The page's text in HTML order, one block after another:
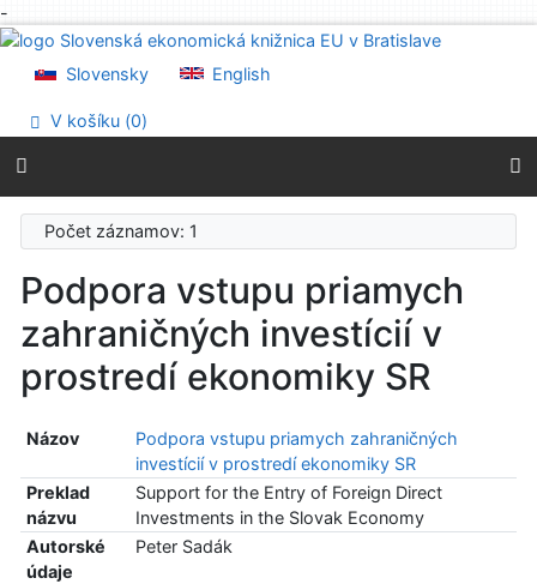
-
Prejsť na obsah
Prehlásenie o webovej prístupnosti
Slovensky English
V košíku (0)
Počet záznamov: 1
Podpora vstupu priamych
zahraničných investícií v
prostredí ekonomiky SR
Názov
Podpora vstupu priamych zahraničných
investícií v prostredí ekonomiky SR
Preklad
názvu
Support for the Entry of Foreign Direct
Investments in the Slovak Economy
Autorské
údaje
Peter Sadák